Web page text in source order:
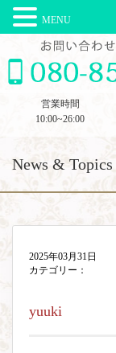
営業時間
10:00~26:00
News & Topics
2025年03月31日
カテゴリー：
yuuki
MENU